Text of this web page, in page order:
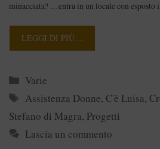
minacciata? …entra in un locale con esposto
LEGGI DI PIÙ…
Categorie
Varie
Tag
Assistenza Donne,C'è Luisa,
Stefano di Magra, Progetti
Lascia un commento